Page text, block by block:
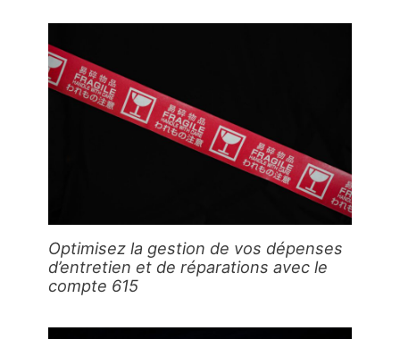
Optimisez la gestion de vos dépenses
d’entretien et de réparations avec le
compte 615